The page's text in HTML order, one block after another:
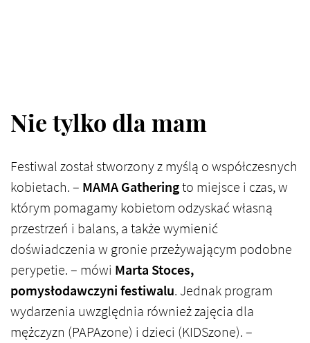
Nie tylko dla mam
Festiwal został stworzony z myślą o współczesnych
kobietach. – MAMA Gatheringto miejsce i czas, w
którym pomagamy kobietom odzyskać własną
przestrzeń i balans, a także wymienić
doświadczenia w gronie przeżywającym podobne
perypetie. – mówi Marta Stoces,
pomysłodawczyni festiwalu. Jednak program
wydarzenia uwzględnia również zajęcia dla
mężczyzn (PAPAzone) i dzieci (KIDSzone). –